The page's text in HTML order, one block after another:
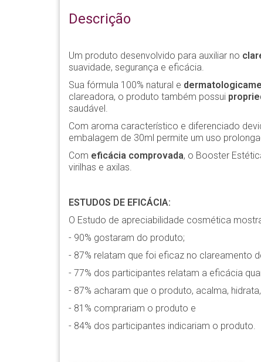
Descrição
Um produto desenvolvido para auxiliar no
suavidade, segurança e eficácia.
Sua fórmula 100% natural e
clareadora, o produto também possui
saudável.
Com aroma característico e diferenciado
embalagem de 30ml permite um uso
Com eficácia comprovada, o Booster
virilhas e axilas.
ESTUDOS DE EFICÁCIA:
O Estudo de apreciabilidade cosmética
- 90% gostaram do produto;
- 87% relatam que foi eficaz no clareamento
- 77% dos participantes relatam a eficácia
- 87% acharam que o produto, acalma,
- 81% comprariam o produto e
- 84% dos participantes indicariam o produto.